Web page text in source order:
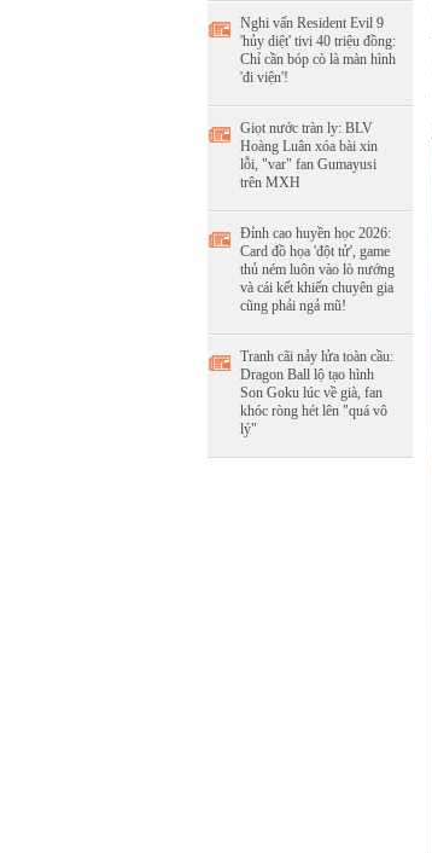
Nghi vấn Resident Evil 9
'hủy diệt' tivi 40 triệu đồng:
Chỉ cần bóp cò là màn hình
'đi viện'!
Giọt nước tràn ly: BLV
Hoàng Luân xóa bài xin
lỗi, "var" fan Gumayusi
trên MXH
Đỉnh cao huyền học 2026:
Card đồ họa 'đột tử', game
thủ ném luôn vào lò nướng
và cái kết khiến chuyên gia
cũng phải ngả mũ!
Tranh cãi nảy lửa toàn cầu:
Dragon Ball lộ tạo hình
Son Goku lúc về già, fan
khóc ròng hét lên "quá vô
lý"